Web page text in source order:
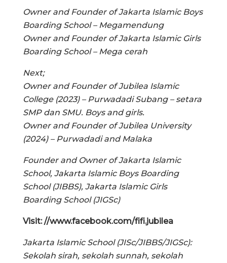
Owner and Founder of Jakarta Islamic Boys
Boarding School – Megamendung
Owner and Founder of Jakarta Islamic Girls
Boarding School – Mega cerah
Next;
Owner and Founder of Jubilea Islamic
College (2023) – Purwadadi Subang – setara
SMP dan SMU. Boys and girls.
Owner and Founder of Jubilea University
(2024) – Purwadadi and Malaka
Founder and Owner of Jakarta Islamic
School, Jakarta Islamic Boys Boarding
School (JIBBS), Jakarta Islamic Girls
Boarding School (JIGSc)
Visit: //www.facebook.com/fifi.jubilea
Jakarta Islamic School (JISc/JIBBS/JIGSc):
Sekolah sirah, sekolah sunnah, sekolah